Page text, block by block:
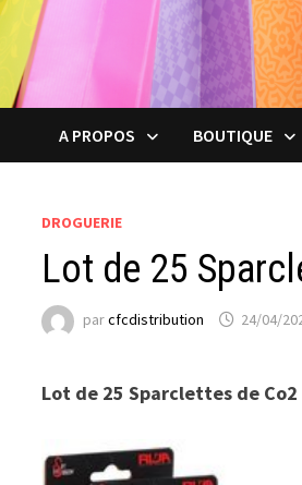
A PROPOS BOUTIQUE
DROGUERIE
Lot de 25
parcfcdistribution 24/04/
Lot de 25 Sparclettes de Co2